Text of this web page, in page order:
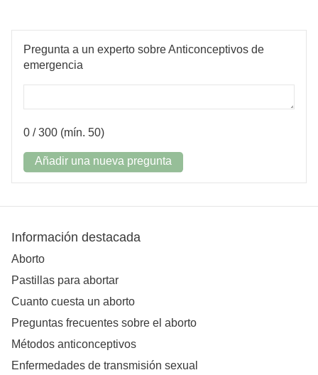
Pregunta a un experto sobre Anticonceptivos de
emergencia
0 / 300 (mín. 50)
Añadir una nueva pregunta
Información destacada
Aborto
Pastillas para abortar
Cuanto cuesta un aborto
Preguntas frecuentes sobre el aborto
Métodos anticonceptivos
Enfermedades de transmisión sexual